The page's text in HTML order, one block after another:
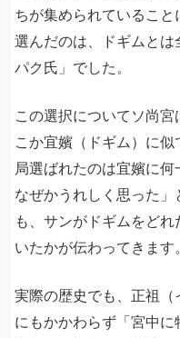
ちが集められているこ
選んだのは、ドギムとは
パク氏」でした。
この選択についてソ尚
こか宜嬪（ドギム）に
局選ばれたのは宜嬪に
なぜかうれしく思った
も、サンがドギムをど
いたかが伝わってきます。
実際の歴史でも、正祖
にもかかわらず「宮中